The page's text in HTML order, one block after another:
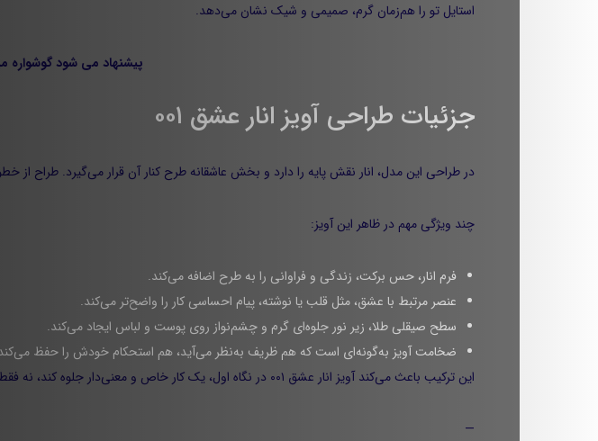
استایل تو را هم‌زمان گرم، صمیمی و شیک نشان می‌دهد.
پیشنهاد می شود گوشواره
جزئیات طراحی آویز انار عشق ۰۰۱
در طراحی این مدل، انار نقش پایه را دارد و بخش عاشقانه‌ طرح کنار آن قرار می‌گیرد. طراح از
چند ویژگی مهم در ظاهر این آویز:
فرم انار، حس برکت، زندگی و فراوانی را به طرح اضافه می‌کند.
عنصر مرتبط با عشق، مثل قلب یا نوشته، پیام احساسی کار را واضح‌تر می‌کند.
سطح صیقلی طلا، زیر نور جلوه‌ای گرم و چشم‌نواز روی پوست و لباس ایجاد می‌کند.
ضخامت آویز به‌گونه‌ای است که هم ظریف به‌نظر می‌آید، هم استحکام خودش را حفظ
این ترکیب باعث می‌کند آویز انار عشق ۰۰۱ در نگاه اول، یک کار خاص و معنی‌دار جلوه کند، نه فقط یک شکل تزئینی ساده.
—